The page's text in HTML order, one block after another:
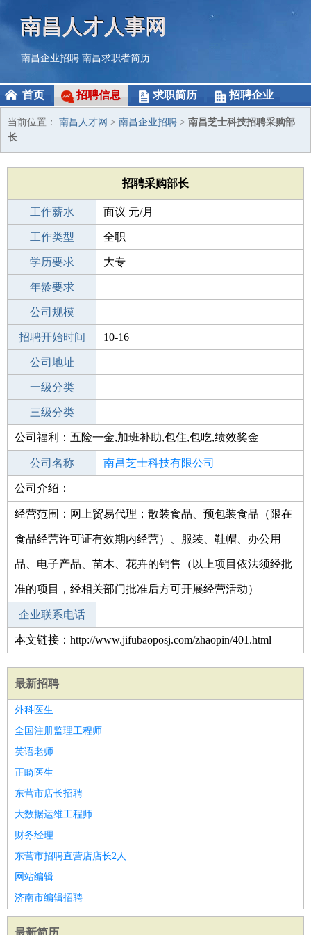
南昌人才人事网
南昌企业招聘 南昌求职者简历
首页 招聘信息 求职简历 招聘企业
当前位置： 南昌人才网 > 南昌企业招聘 > 南昌芝士科技招聘采购部
长
招聘采购部长
工作薪水 面议 元/月
招聘人数 1人
工作类型 全职
性别要求 -
学历要求 大专
工作经验
年龄要求
工作地点
公司规模
公司电话
招聘开始时间 10-16
招聘结束时间
公司地址
一级分类
二级分类
三级分类
其他行业 商务服务业
公司福利：五险一金,加班补助,包住,包吃,绩效奖金
公司名称 南昌芝士科技有限公司
公司类型
公司介绍：
经营范围：网上贸易代理；散装食品、预包装食品（限在
食品经营许可证有效期内经营）、服装、鞋帽、办公用
品、电子产品、苗木、花卉的销售（以上项目依法须经批
准的项目，经相关部门批准后方可开展经营活动）
企业联系电话
本文链接：http://www.jifubaoposj.com/zhaopin/401.html
最新招聘
外科医生
全国注册监理工程师
英语老师
正畸医生
东营市店长招聘
大数据运维工程师
财务经理
东营市招聘直营店店长2人
网站编辑
济南市编辑招聘
最新简历